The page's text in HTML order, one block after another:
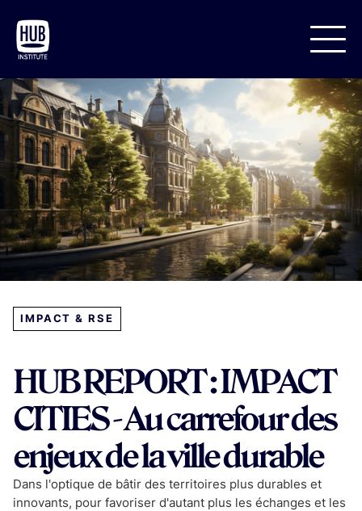
IMPACT & RSE
HUB REPORT : IMPACT
CITIES - Au carrefour des
enjeux de la ville durable
Dans l'optique de bâtir des territoires plus durables et
innovants, pour favoriser d'autant plus les échanges et les